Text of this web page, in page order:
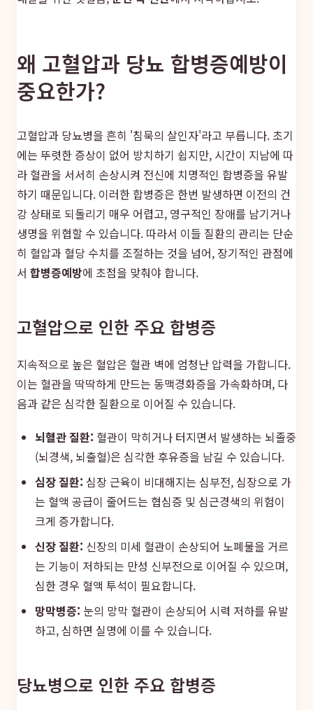
왜 고혈압과 당뇨 합병증예방이
중요한가?
고혈압과 당뇨병을 흔히 '침묵의 살인자'라고 부릅니다. 초기
에는 뚜렷한 증상이 없어 방치하기 쉽지만, 시간이 지남에 따
라 혈관을 서서히 손상시켜 전신에 치명적인 합병증을 유발
하기 때문입니다. 이러한 합병증은 한번 발생하면 이전의 건
강 상태로 되돌리기 매우 어렵고, 영구적인 장애를 남기거나
생명을 위협할 수 있습니다. 따라서 이들 질환의 관리는 단순
히 혈압과 혈당 수치를 조절하는 것을 넘어, 장기적인 관점에
서 합병증예방에 초점을 맞춰야 합니다.
고혈압으로 인한 주요 합병증
지속적으로 높은 혈압은 혈관 벽에 엄청난 압력을 가합니다.
이는 혈관을 딱딱하게 만드는 동맥경화증을 가속화하며, 다
음과 같은 심각한 질환으로 이어질 수 있습니다.
뇌혈관 질환: 혈관이 막히거나 터지면서 발생하는 뇌졸중
(뇌경색, 뇌출혈)은 심각한 후유증을 남길 수 있습니다.
심장 질환: 심장 근육이 비대해지는 심부전, 심장으로 가
는 혈액 공급이 줄어드는 협심증 및 심근경색의 위험이
크게 증가합니다.
신장 질환: 신장의 미세 혈관이 손상되어 노폐물을 거르
는 기능이 저하되는 만성 신부전으로 이어질 수 있으며,
심한 경우 혈액 투석이 필요합니다.
망막병증: 눈의 망막 혈관이 손상되어 시력 저하를 유발
하고, 심하면 실명에 이를 수 있습니다.
당뇨병으로 인한 주요 합병증